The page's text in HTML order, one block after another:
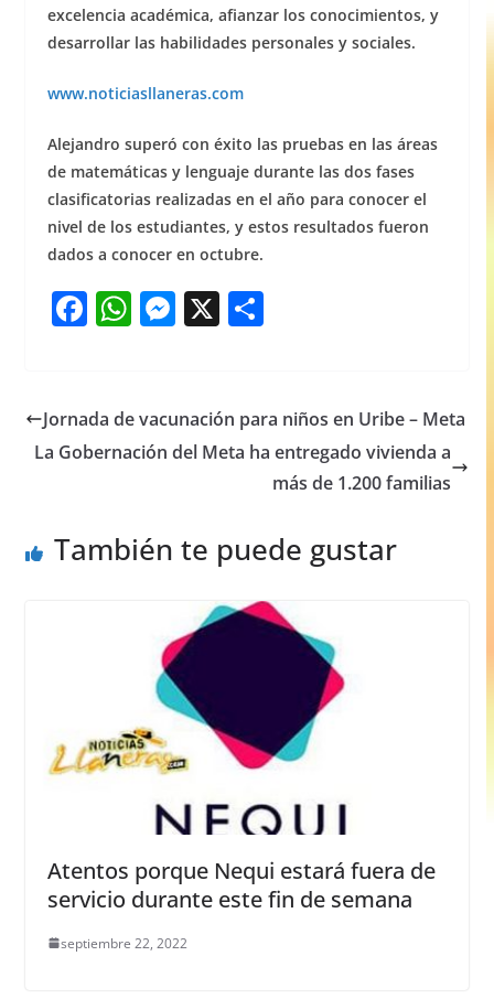
excelencia académica, afianzar los conocimientos, y
desarrollar las habilidades personales y sociales.
www.noticiasllaneras.com
Alejandro superó con éxito las pruebas en las áreas
de matemáticas y lenguaje durante las dos fases
clasificatorias realizadas en el año para conocer el
nivel de los estudiantes, y estos resultados fueron
dados a conocer en octubre.
F
e
b
k
W
s
A
M
e
n
X S
e
Jornada de vacunación para niños en Uribe – Meta
La Gobernación del Meta ha entregado vivienda a
más de 1.200 familias
También te puede gustar
Atentos porque Nequi estará fuera de
servicio durante este fin de semana
septiembre 22, 2022